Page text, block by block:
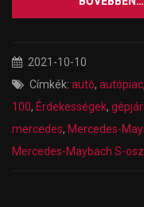
2021-10-10
Címkék: autó, autópiac,
100, Érdekességek,
mercedes, Mercedes-
Mercedes-Maybach S-